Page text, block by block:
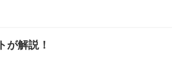
が解説！